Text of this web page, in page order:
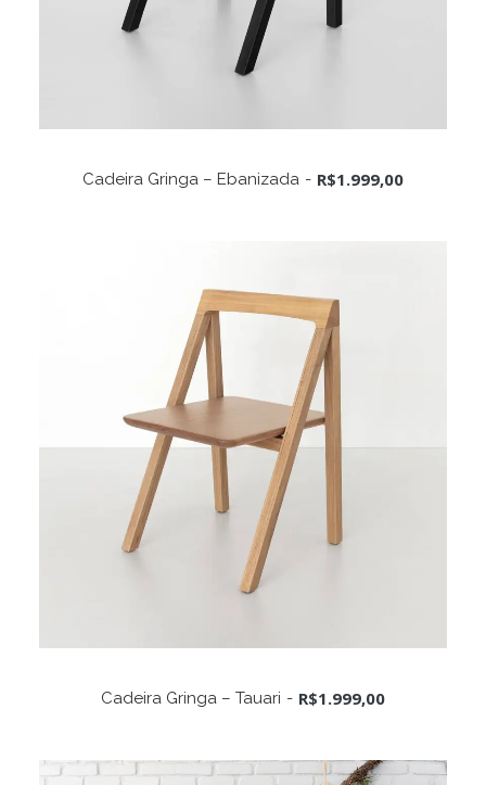
ADICIONAR AO CARRINHO
Cadeira Gringa – Ebanizada R$1.999,00
ADICIONAR AO CARRINHO
Cadeira Gringa – Tauari R$1.999,00